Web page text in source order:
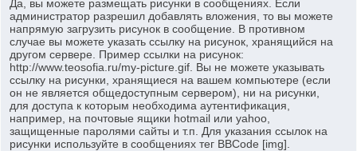
Да, вы можете размещать рисунки в сообщениях. Если
администратор разрешил добавлять вложения, то вы можете
напрямую загрузить рисунок в сообщение. В противном
случае вы можете указать ссылку на рисунок, хранящийся на
другом сервере. Пример ссылки на рисунок:
http://www.teosofia.ru/my-picture.gif. Вы не можете указывать
ссылку на рисунки, хранящиеся на вашем компьютере (если
он не является общедоступным сервером), ни на рисунки,
для доступа к которым необходима аутентификация,
например, на почтовые ящики hotmail или yahoo,
защищенные паролями сайты и т.п. Для указания ссылок на
рисунки используйте в сообщениях тег BBCode [img].